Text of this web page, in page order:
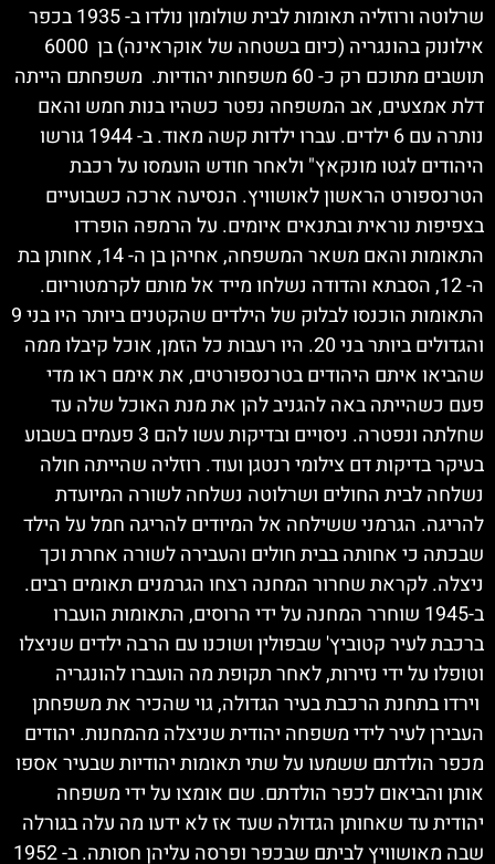
שרלוטה ורוזליה תאומות לבית שולומון נולדו ב- 1935 בכפר
אילונוק בהונגריה (כיום בשטחה של אוקראינה) בן 6000
תושבים מתוכם רק כ- 60 משפחות יהודיות. משפחתם הייתה
דלת אמצעים, אב המשפחה נפטר כשהיו בנות חמש והאם
נותרה עם 6 ילדים. עברו ילדות קשה מאוד. ב- 1944 גורשו
היהודים לגטו מונקאץ" ולאחר חודש הועמסו על רכבת
הטרנספורט הראשון לאושוויץ. הנסיעה ארכה כשבועיים
בצפיפות נוראית ובתנאים איומים. על הרמפה הופרדו
התאומות והאם משאר המשפחה, אחיהן בן ה- 14, אחותן בת
ה- 12, הסבתא והדודה נשלחו מייד אל מותם לקרמטוריום.
התאומות הוכנסו לבלוק של הילדים שהקטנים ביותר היו בני 9
והגדולים ביותר בני 20. היו רעבות כל הזמן, אוכל קיבלו ממה
שהביאו איתם היהודים בטרנספורטים, את אימם ראו מדי
פעם כשהייתה באה להגניב להן את מנת האוכל שלה עד
שחלתה ונפטרה. ניסויים ובדיקות עשו להם 3 פעמים בשבוע
בעיקר בדיקות דם צילומי רנטגן ועוד. רוזליה שהייתה חולה
נשלחה לבית החולים ושרלוטה נשלחה לשורה המיועדת
להריגה. הגרמני ששילחה אל המיודים להריגה חמל על הילד
שבכתה כי אחותה בבית חולים והעבירה לשורה אחרת וכך
ניצלה. לקראת שחרור המחנה רצחו הגרמנים תאומים רבים.
ב-1945 שוחרר המחנה על ידי הרוסים, התאומות הועברו
ברכבת לעיר קטוביץ' שבפולין ושוכנו עם הרבה ילדים שניצלו
וטופלו על ידי נזירות, לאחר תקופת מה הועברו להונגריה
וירדו בתחנת הרכבת בעיר הגדולה, גוי שהכיר את משפחתן
העבירן לעיר לידי משפחה יהודית שניצלה מהמחנות. יהודים
מכפר הולדתם ששמעו על שתי תאומות יהודיות שבעיר אספו
אותן והביאום לכפר הולדתם. שם אומצו על ידי משפחה
יהודית עד שאחותן הגדולה שעד אז לא ידעו מה עלה בגורלה
שבה מאושוויץ לביתם שבכפר ופרסה עליהן חסותה. ב- 1952